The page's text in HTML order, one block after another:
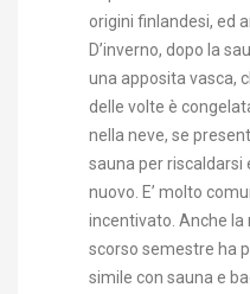
origini finlandesi, ed
D’inverno, dopo la
una apposita vasca,
delle volte è
nella neve, se
sauna per riscaldarsi
nuovo. E’ molto
incentivato. Anche la
scorso semestre ha
simile con sauna e